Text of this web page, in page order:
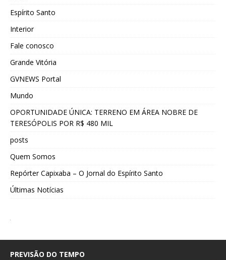
Espírito Santo
Interior
Fale conosco
Grande Vitória
GVNEWS Portal
Mundo
OPORTUNIDADE ÚNICA: TERRENO EM ÁREA NOBRE DE
TERESÓPOLIS POR R$ 480 MIL
posts
Quem Somos
Repórter Capixaba – O Jornal do Espírito Santo
Últimas Notícias
PREVISÃO DO TEMPO